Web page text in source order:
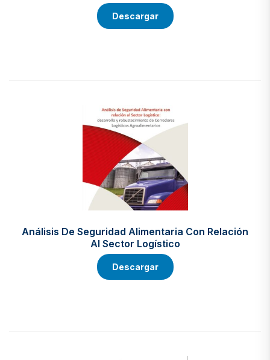
Descargar
Análisis De Seguridad Alimentaria Con Relación
Al Sector Logístico
Descargar